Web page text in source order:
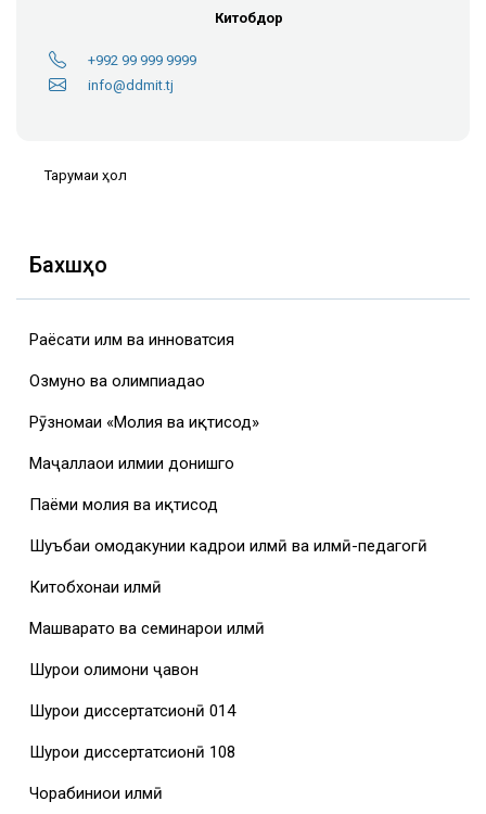
Китобдор
+992 99 999 9999
info@ddmit.tj
Тарҷумаи ҳол
Бахшҳо
Раёсати илм ва инноватсия
Озмунҳо ва олимпиадаҳо
Рӯзномаи «Молия ва иқтисод»
Маҷаллаҳои илмии донишгоҳ
Паёми молия ва иқтисод
Шуъбаи омодакунии кадрҳои илмӣ ва илмӣ-педагогӣ
Китобхонаи илмӣ
Машваратҳо ва семинарҳои илмӣ
Шурои олимони ҷавон
Шурои диссертатсионӣ 014
Шурои диссертатсионӣ 108
Чорабиниҳои илмӣ